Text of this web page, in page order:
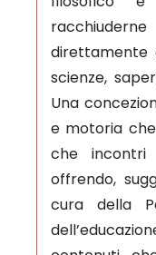
direttamente
scienze,
Una
e motoria
che incontri
offrendo,
cura della